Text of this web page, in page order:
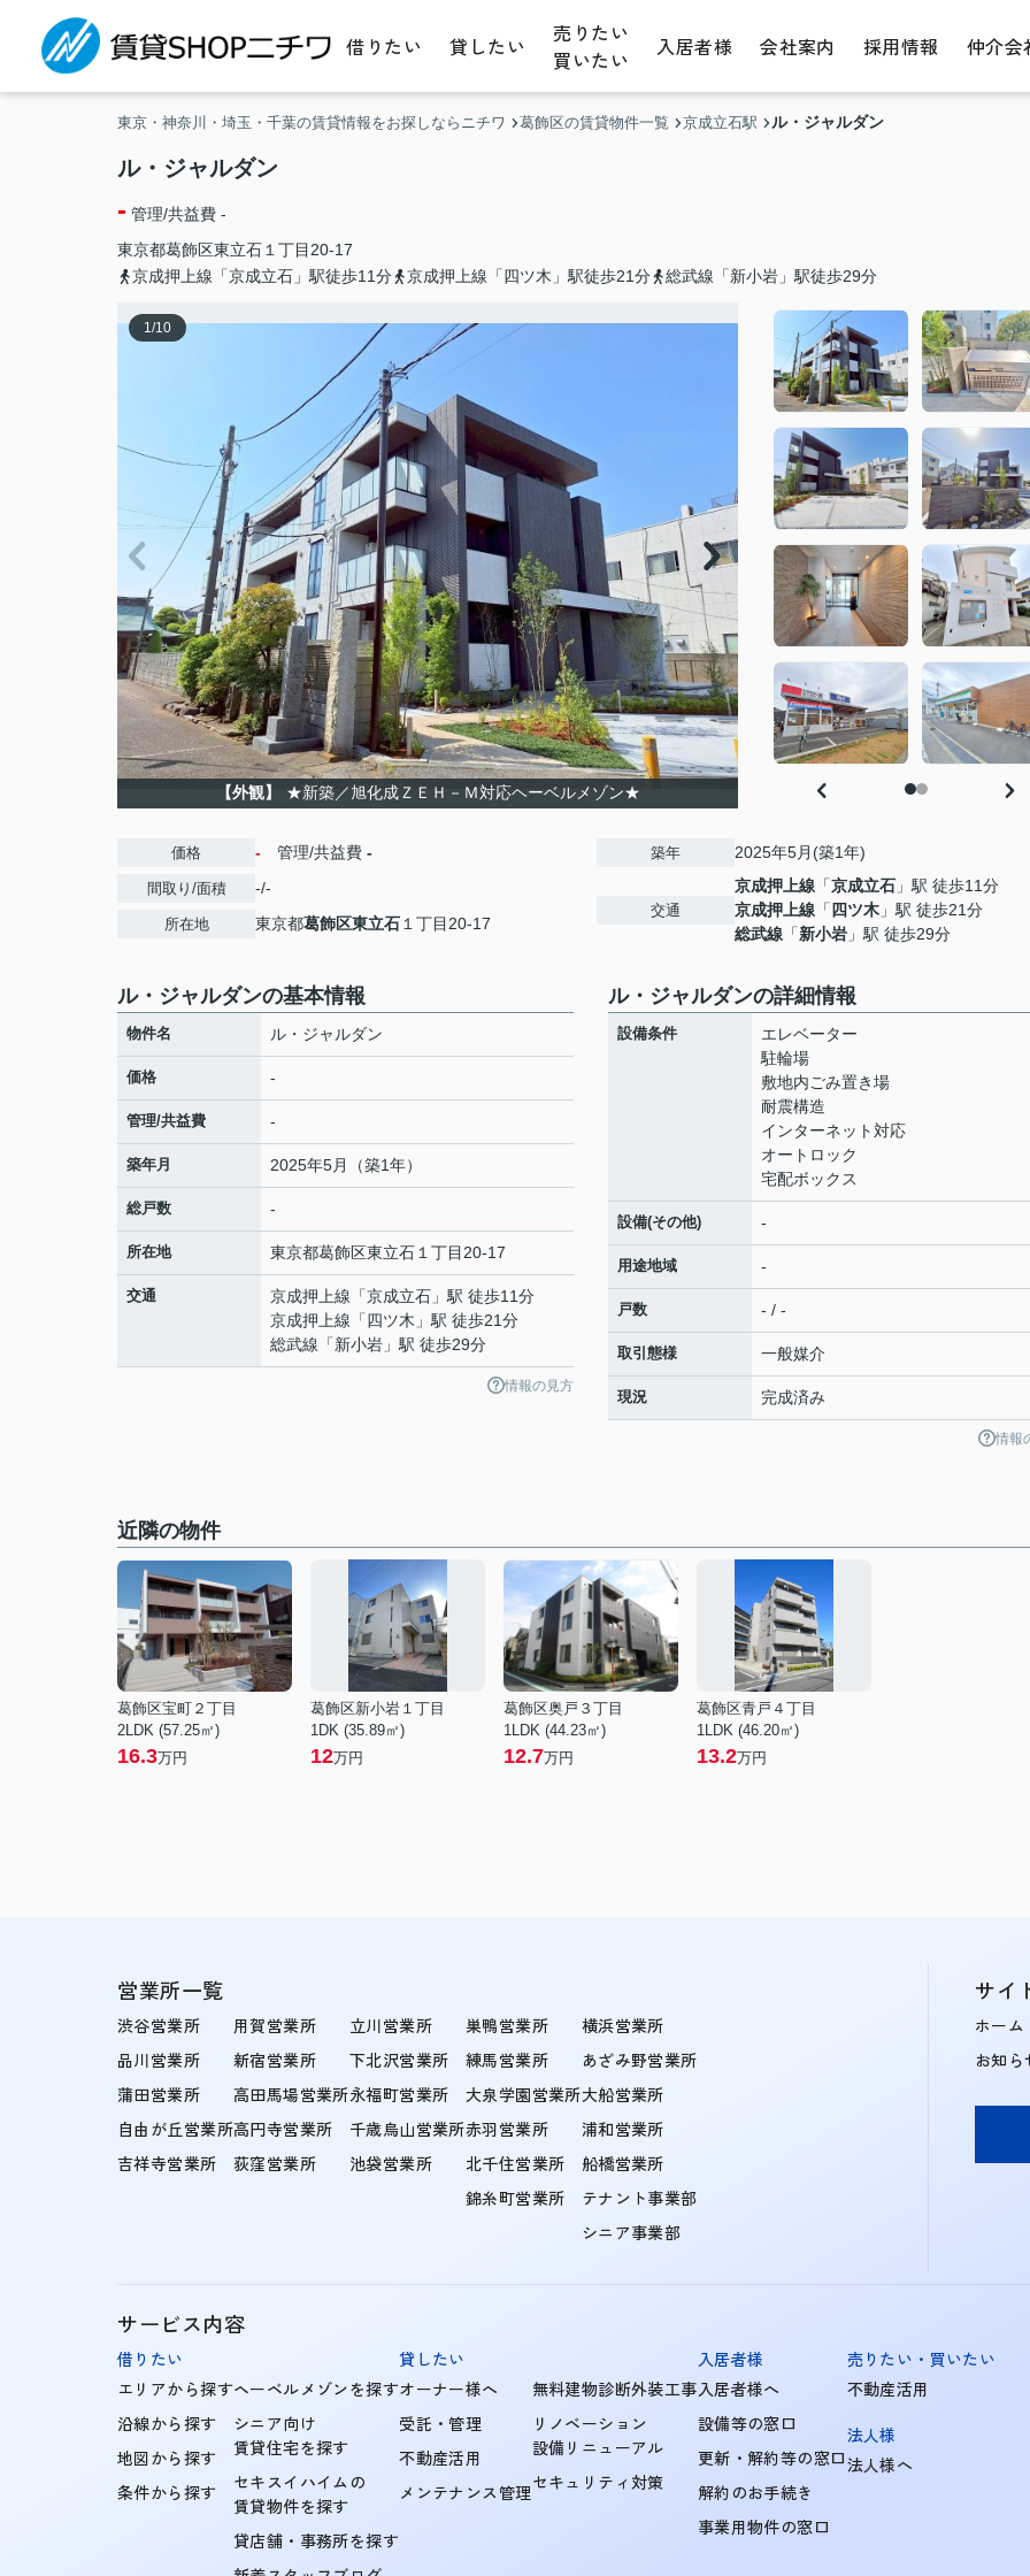
借りたい 貸したい
売りたい
買いたい
入居者様 会社案内 採用情報 仲介会
東京・神奈川・埼玉・千葉の賃貸情報をお探しならニチワ 葛飾区の賃貸物件一覧 京成立石駅 ル・ジャルダン
ル・ジャルダン
- 管理/共益費 -
東京都葛飾区東立石 １丁目20-17
京成押上線「京成立石」駅徒歩11分
京成押上線「四ツ木」駅徒歩21分 総武線「新小岩」駅徒歩29分
1/10
【外観】 ★新築／旭化成ＺＥＨ－Ｍ対応ヘーベルメゾン★
価格 - 管理/共益費 -
間取り/面積 -/-
所在地 東京都葛飾区東立石 １丁目20-17
築年 2025年5月(築1年)
交通
京成押上線 「京成立石 」駅 徒歩11分
京成押上線 「 四ツ木 」駅 徒歩21分
総武線 「新小岩 」駅 徒歩29分
ル・ジャルダンの基本情報
物件名 ル・ジャルダン
価格 -
管理/共益費 -
築年月 2025年5月（築1年）
総戸数 -
所在地 東京都葛飾区東立石 １丁目20-17
交通 京成押上線 「京成立石 」駅 徒歩11分
京成押上線 「四ツ木 」駅 徒歩21分
総武線 「新小岩 」駅 徒歩29分
情報の見方
ル・ジャルダンの詳細情報
設備条件
エレベーター
駐輪場
敷地内ごみ置き場
耐震構造
インターネット対応
オートロック
宅配ボックス
設備(その他) -
用途地域 -
戸数 - / -
取引態様 一般媒介
現況 完成済み
情報
近隣の物件
葛飾区宝町２丁目
2LDK (57.25㎡)
16.3万円
葛飾区新小岩１丁目
1DK (35.89㎡)
12万円
葛飾区奥戸３丁目
1LDK (44.23㎡)
12.7万円
葛飾区青戸４丁目
1LDK (46.20㎡)
13.2万円
営業所一覧
渋谷営業所
品川営業所
蒲田営業所
自由が丘営業所
吉祥寺営業所
用賀営業所
新宿営業所
高田馬場営業所
高円寺営業所
荻窪営業所
立川営業所
下北沢営業所
永福町営業所
千歳烏山営業所
池袋営業所
巣鴨営業所
練馬営業所
大泉学園営業所
赤羽営業所
北千住営業所
錦糸町営業所
横浜営業所
あざみ野営業所
大船営業所
浦和営業所
船橋営業所
テナント事業部
シニア事業部
サイ
ホーム
お知ら
サービス内容
借りたい
エリアから探す
沿線から探す
地図から探す
条件から探す
ヘーベルメゾンを探す
シニア向け
賃貸住宅を探す
セキスイハイムの
賃貸物件を探す
貸店舗・事務所を探す
貸したい
オーナー様へ
受託・管理
不動産活用
メンテナンス管理
無料建物診断外装工事
リノベーション
設備リニューアル
セキュリティ対策
入居者様
入居者様へ
設備等の窓口
更新・解約等の窓口
解約のお手続き
事業用物件の窓口
売りたい・買いたい
不動産活用
法人様
法人様へ